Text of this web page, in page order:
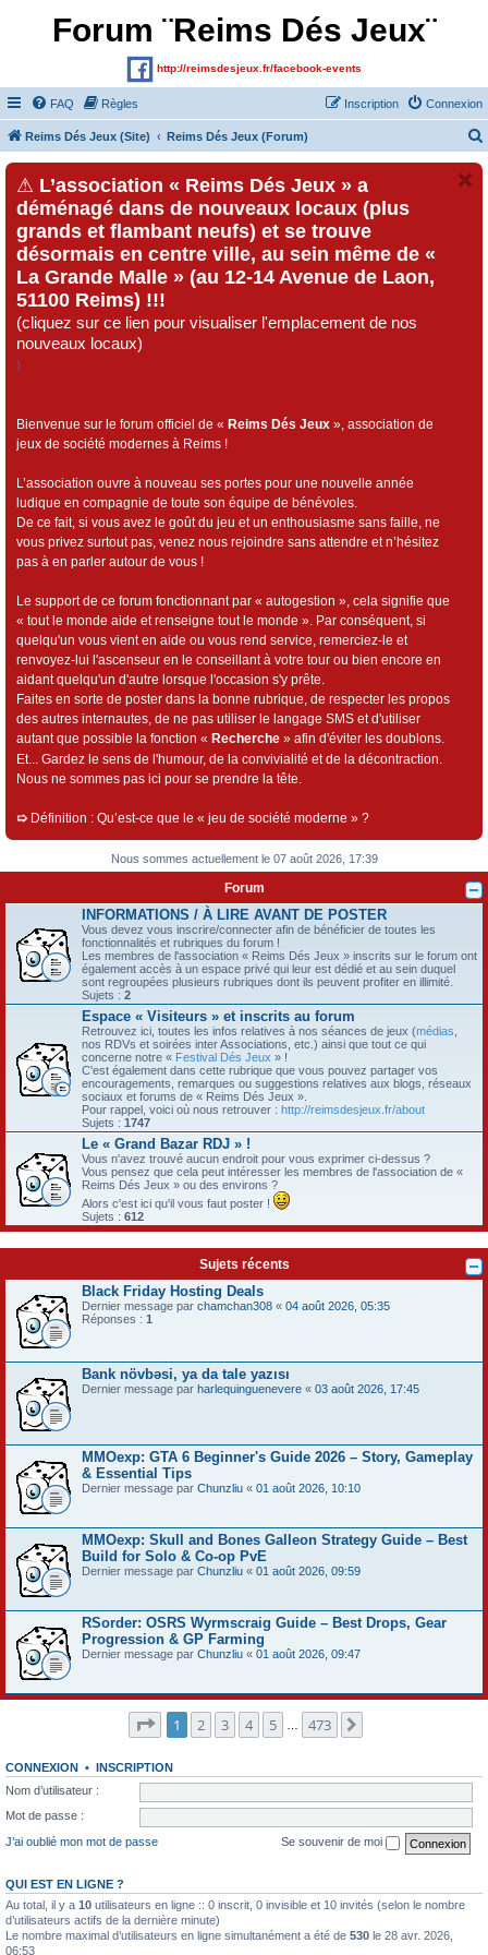
Forum ¨Reims Dés Jeux¨
http://reimsdesjeux.fr/facebook-events
FAQ Règles Connexion
Inscription
Reims Dés Jeux (Site) Reims Dés Jeux (Forum)
⚠ L’association « Reims Dés Jeux » a
déménagé dans de nouveaux locaux (plus
grands et flambant neufs) et se trouve
désormais en centre ville, au sein même de «
La Grande Malle » (au 12-14 Avenue de Laon,
51100 Reims) !!!
(cliquez sur ce lien pour visualiser l'emplacement de nos
nouveaux locaux)
)
Bienvenue sur le forum officiel de « Reims Dés Jeux », association de
jeux de société modernes à Reims !
L’association ouvre à nouveau ses portes pour une nouvelle année
ludique en compagnie de toute son équipe de bénévoles.
De ce fait, si vous avez le goût du jeu et un enthousiasme sans faille, ne
vous privez surtout pas, venez nous rejoindre sans attendre et n’hésitez
pas à en parler autour de vous !
Le support de ce forum fonctionnant par « autogestion », cela signifie que
« tout le monde aide et renseigne tout le monde ». Par conséquent, si
quelqu'un vous vient en aide ou vous rend service, remerciez-le et
renvoyez-lui l'ascenseur en le conseillant à votre tour ou bien encore en
aidant quelqu'un d'autre lorsque l'occasion s'y prête.
Faites en sorte de poster dans la bonne rubrique, de respecter les propos
des autres internautes, de ne pas utiliser le langage SMS et d'utiliser
autant que possible la fonction « Recherche » afin d'éviter les doublons.
Et... Gardez le sens de l'humour, de la convivialité et de la décontraction.
Nous ne sommes pas ici pour se prendre la tête.
➯ Définition : Qu’est-ce que le « jeu de société moderne » ?
Nous sommes actuellement le 07 août 2026, 17:39
Forum
INFORMATIONS / À LIRE AVANT DE POSTER
Vous devez vous inscrire/connecter afin de bénéficier de toutes les
fonctionnalités et rubriques du forum !
Les membres de l'association « Reims Dés Jeux » inscrits sur le forum ont
également accès à un espace privé qui leur est dédié et au sein duquel
sont regroupées plusieurs rubriques dont ils peuvent profiter en illimité.
Sujets : 2
Espace « Visiteurs » et inscrits au forum
Retrouvez ici, toutes les infos relatives à nos séances de jeux (médias
nos RDVs et soirées inter Associations, etc.) ainsi que tout ce qui
concerne notre « Festival Dés Jeux » !
C'est également dans cette rubrique que vous pouvez partager vos
encouragements, remarques ou suggestions relatives aux blogs, réseaux
sociaux et forums de « Reims Dés Jeux ».
Pour rappel, voici où nous retrouver : http://reimsdesjeux.fr/about
Sujets : 1747
Le « Grand Bazar RDJ » !
Vous n'avez trouvé aucun endroit pour vous exprimer ci-dessus ?
Vous pensez que cela peut intéresser les membres de l'association de «
Reims Dés Jeux » ou des environs ?
Alors c'est ici qu'il vous faut poster !
Sujets : 612
Sujets récents
Black Friday Hosting Deals
Dernier message par chamchan308 « 04 août 2026, 05:35
Réponses : 1
Bank növbəsi, ya da tale yazısı
Dernier message par harlequinguenevere « 03 août 2026, 17:45
MMOexp: GTA 6 Beginner's Guide 2026 – Story, Gameplay
& Essential Tips
Dernier message par Chunzliu « 01 août 2026, 10:10
MMOexp: Skull and Bones Galleon Strategy Guide – Best
Build for Solo & Co-op PvE
Dernier message par Chunzliu « 01 août 2026, 09:59
RSorder: OSRS Wyrmscraig Guide – Best Drops, Gear
Progression & GP Farming
Dernier message par Chunzliu « 01 août 2026, 09:47
Page sur473
1 2 3 4 5 473
CONNEXION • INSCRIPTION
Nom d’utilisateur :
Mot de passe :
J’ai oublié mon mot de passe
Se souvenir de moi
QUI EST EN LIGNE ?
Au total, il y a 10 utilisateurs en ligne :: 0 inscrit, 0 invisible et 10 invités (selon le nombre
d’utilisateurs actifs de la dernière minute)
Le nombre maximal d’utilisateurs en ligne simultanément a été de 530 le 28 avr. 2026,
06:53